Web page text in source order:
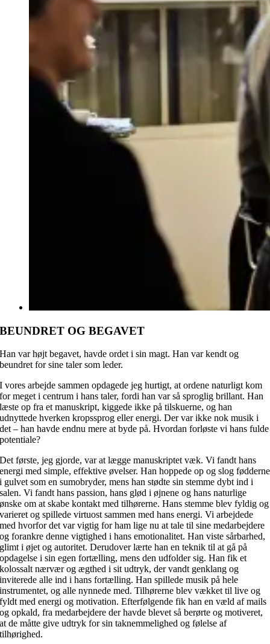
BEUNDRET OG BEGAVET
Han var højt begavet, havde ordet i sin magt. Han var kendt og
beundret for sine taler som leder.
I vores arbejde sammen opdagede jeg hurtigt, at ordene naturligt kom
for meget i centrum i hans taler, fordi han var så sproglig brillant. Han
læste op fra et manuskript, kiggede ikke på tilskuerne, og han
udnyttede hverken kropssprog eller energi. Der var ikke nok musik i
det – han havde endnu mere at byde på. Hvordan forløste vi hans fulde
potentiale?
Det første, jeg gjorde, var at lægge manuskriptet væk. Vi fandt hans
energi med simple, effektive øvelser. Han hoppede op og slog fødderne
i gulvet som en sumobryder, mens han stødte sin stemme dybt ind i
salen. Vi fandt hans passion, hans glød i øjnene og hans naturlige
ønske om at skabe kontakt med tilhørerne. Hans stemme blev fyldig og
varieret og spillede virtuost sammen med hans energi. Vi arbejdede
med hvorfor det var vigtig for ham lige nu at tale til sine medarbejdere
og forankre denne vigtighed i hans emotionalitet. Han viste sårbarhed,
glimt i øjet og autoritet. Derudover lærte han en teknik til at gå på
opdagelse i sin egen fortælling, mens den udfolder sig. Han fik et
kolossalt nærvær og ægthed i sit udtryk, der vandt genklang og
inviterede alle ind i hans fortælling. Han spillede musik på hele
instrumentet, og alle nynnede med. Tilhørerne blev vækket til live og
fyldt med energi og motivation. Efterfølgende fik han en væld af mails
og opkald, fra medarbejdere der havde blevet så berørte og motiveret,
at de måtte give udtryk for sin taknemmelighed og følelse af
tilhørighed.